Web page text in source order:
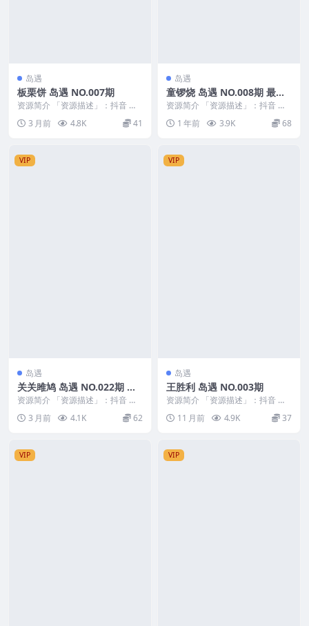
岛遇
板栗饼 岛遇 NO.007期
资源简介 「资源描述」：抖音 板
「资源名...
3 月前 4.8K 41
岛遇
童锣烧 岛遇 NO.008期 最新
至：2025.8.3
资源简介 「资源描述」：抖音 童
锣烧 岛遇 NO.008期 【1P5V】最
新至：...
1 年前 3.9K 68
VIP
岛遇
关关雎鸠 岛遇 NO.022期 最
新至：2026.5.4
资源简介 「资源描述」：抖音 关
关雎鸠 岛遇 NO.022期 【22P1V】
最新...3 月前 4.1K 62
VIP
岛遇
王胜利 岛遇 NO.003期
资源简介 「资源描述」：抖音 王
胜利 岛遇 NO.003期 【7P7V】
「资源...
11 月前 4.9K 37
VIP VIP